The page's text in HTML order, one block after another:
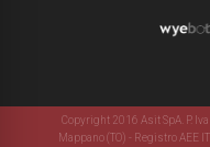
Copyright 2016 Asit SpA. P.
Mappano (TO) - Registro AEE